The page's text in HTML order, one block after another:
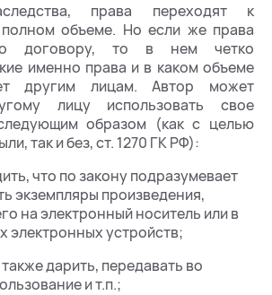
права переходят к
объеме. Но если же права
договору, то в нем четко
именно права и в каком объеме
другим лицам. Автор может
лицу использовать свое
образом (как с целью
так и без, ст. 1270 ГК РФ):
что по закону подразумевает
экземпляры произведения,
на электронный носитель или в
электронных устройств;
дарить, передавать во
и т.п.;